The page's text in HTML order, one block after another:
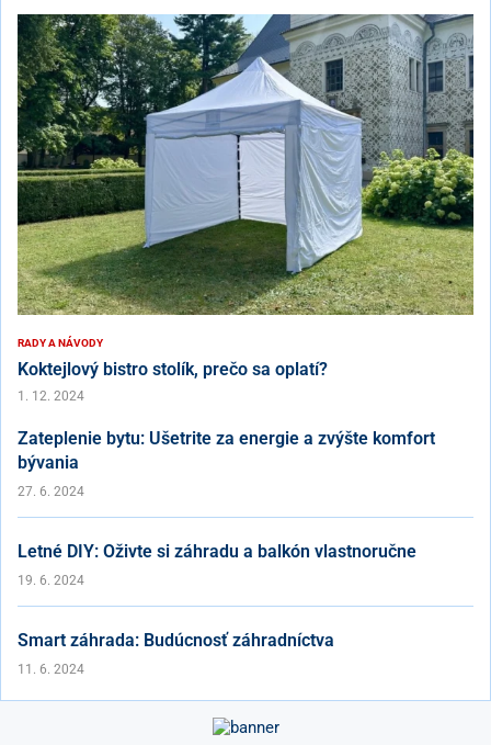
RADY A NÁVODY
Koktejlový bistro stolík, prečo sa oplatí?
1. 12. 2024
Zateplenie bytu: Ušetrite za energie a zvýšte komfort
bývania
27. 6. 2024
Letné DIY: Oživte si záhradu a balkón vlastnoručne
19. 6. 2024
Smart záhrada: Budúcnosť záhradníctva
11. 6. 2024